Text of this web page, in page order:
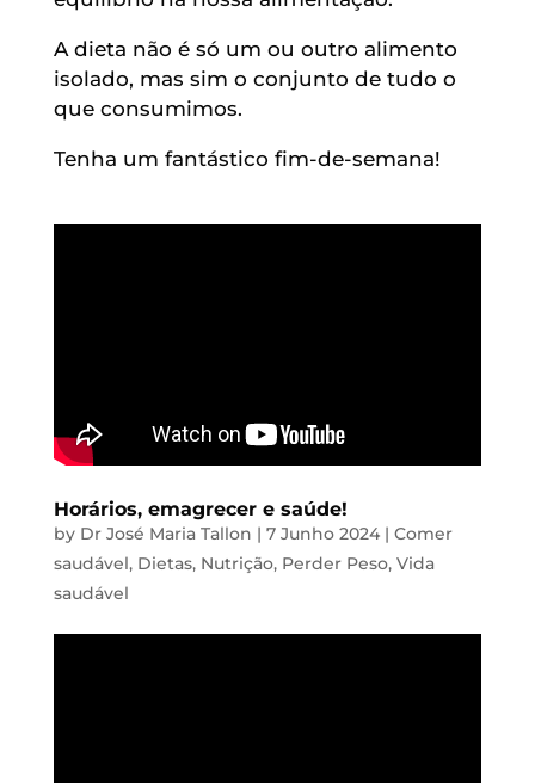
A dieta não é só um ou outro alimento
isolado, mas sim o conjunto de tudo o
que consumimos.
Tenha um fantástico fim-de-semana!
Horários, emagrecer e saúde!
by Dr José Maria Tallon | 7 Junho 2024| Comer
saudável, Dietas, Nutrição, Perder Peso, Vida
saudável